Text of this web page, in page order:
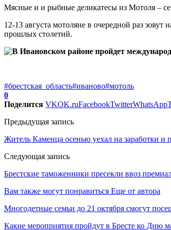
Мясные и и рыбные деликатесы из Мотоля –
12-13 августа мотоляне в очередной раз
прошлых столетий.
#брестская_область#иваново#мотоль
0
Поделится VKOK.ruFacebookTwitterWhatsApp
Предыдущая запись
Житель Каменца осенью уехал на заработки и
Следующая запись
Брестские таможенники пресекли ввоз
Вам также могут понравиться Еще от автора
Многодетные семьи до 21 октября смогут
Какие мероприятия пройдут в Бресте ко Дню